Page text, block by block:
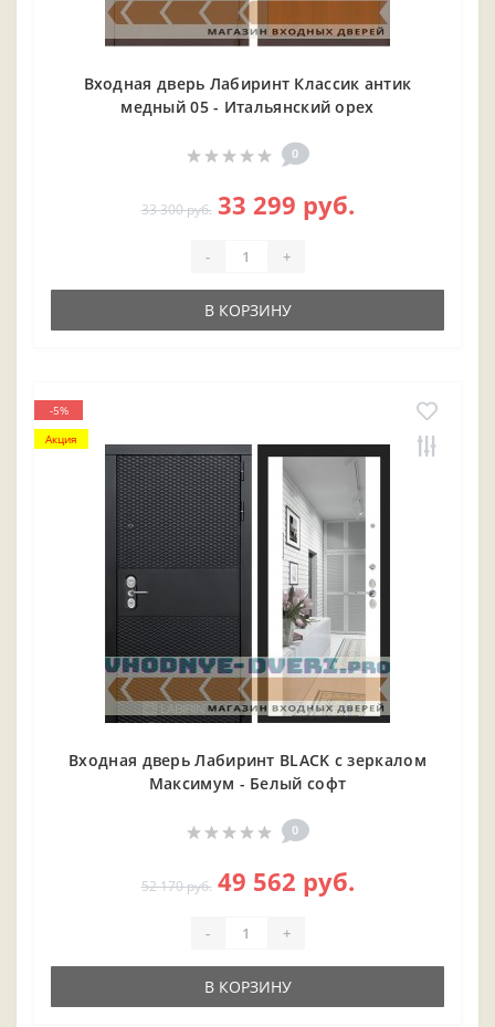
Входная дверь Лабиринт Классик антик
медный 05 - Итальянский орех
0
33 300 руб. 33 299 руб.
- +
В КОРЗИНУ
-5%
Акция
Входная дверь Лабиринт BLACK с зеркалом
Максимум - Белый софт
0
52 170 руб. 49 562 руб.
- +
В КОРЗИНУ